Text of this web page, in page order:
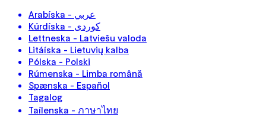
Arabíska - عربي
Kúrdíska - کوردی
Lettneska - Latviešu valoda
Litáíska - Lietuvių kalba
Pólska - Polski
Rúmenska - Limba română
Spænska - Español
Tagalog
Taílenska - ภาษาไทย